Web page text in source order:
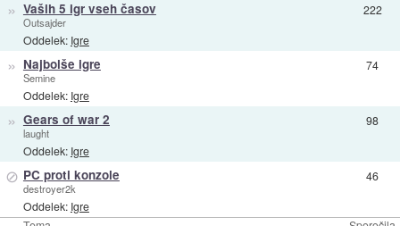
» Vaših 5 igr vseh časov
Outsajder
Oddelek: Igre
222
» Najbolše igre
Semine
Oddelek: Igre
74
» Gears of war 2
laught
Oddelek: Igre
98
⊘ PC proti konzole
destroyer2k
Oddelek: Igre
46